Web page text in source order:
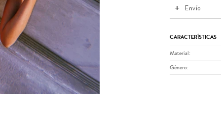
Envío
CARACTERÍSTICAS
Material
Género